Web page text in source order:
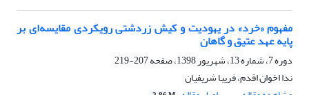
مفهوم «خرد» در یهودیت و کیش زردشتی رویکردی مقایسه‌ای بر
پایه عهد عتیق و گاهان
دوره 7، شماره 13، شهریور 1398، صفحه
207-219
ندا اخوان اقدم، فریبا شریفیان